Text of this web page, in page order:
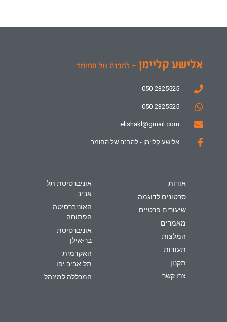
050-2325525
050-2325525
elishakl@gmail.com
אלישע קליימן - להבנה של החומר
אודות
סרטונים לדוגמה
שיעורים פרטיים
מאמרים
המלצות
תעודות
תקנון
צרו קשר
אוניברסיטת תל
אביב
האוניברסיטה
הפתוחה
אוניברסיטת
בר-אילן
האקדמית
תל-אביב יפו
המכללה למינהל